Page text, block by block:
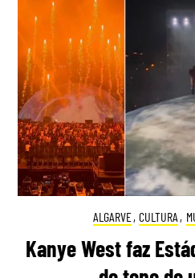
ALGARVE, CULTURA ,
Kanye West faz